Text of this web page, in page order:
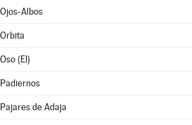
Ojos-Albos
Orbita
Oso (El)
Padiernos
Pajares de Adaja